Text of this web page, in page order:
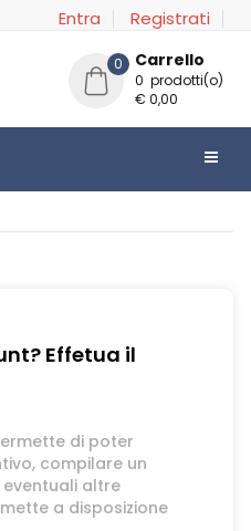
Entra Registrati
0 Carrello
0 prodotti(o)
€ 0,00
Effetua il
di poter
compilare un
altre
a disposizione